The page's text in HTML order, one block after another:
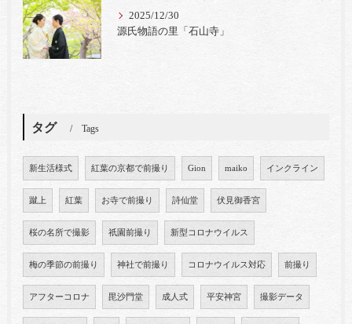
2025/12/30
源氏物語の里「石山寺」
タグ Tags
新生活様式 紅葉の京都で前撮り Gion maiko インクライン
蹴上 紅葉 お寺で前撮り 詩仙堂 伏見御香宮
桜の名所で撮影 祇園前撮り 新型コロナウイルス
梅の季節の前撮り 神社で前撮り コロナウイルス対応 前撮り
アフターコロナ 毘沙門堂 成人式 平安神宮 撮影データ